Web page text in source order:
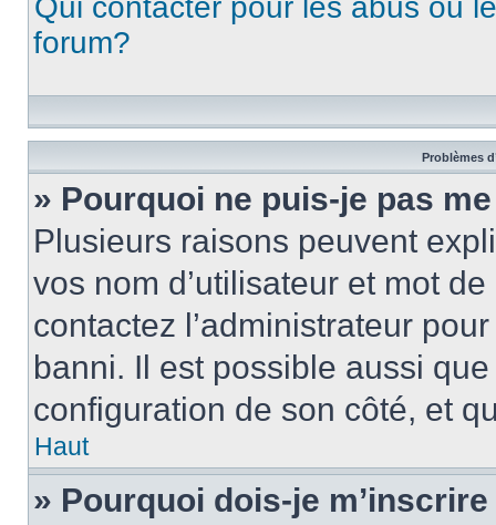
Qui contacter pour les abus ou
forum?
Problèmes
» Pourquoi ne puis-je pas
Plusieurs raisons peuvent
vos nom d’utilisateur et mot
contactez l’administrateur
banni. Il est possible aussi
configuration de son côté, et
Haut
» Pourquoi dois-je